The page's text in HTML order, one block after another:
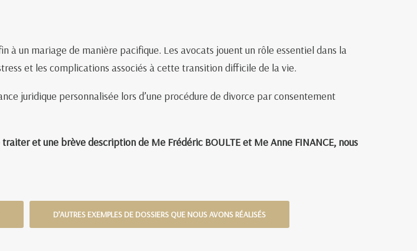
un mariage de manière pacifique. Les avocats jouent un rôle essentiel dans la
et les complications associés à cette transition difficile de la vie.
juridique personnalisée lors d’une procédure de divorce par consentement
et une brève description de Me Frédéric BOULTE et Me Anne FINANCE, nous
D’AUTRES EXEMPLES DE DOSSIERS QUE NOUS AVONS RÉALISÉS